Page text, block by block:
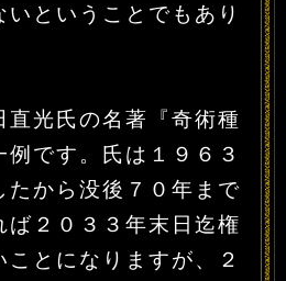
ということでもあり
光氏の名著『奇術種
例です。氏は１９６３
たから没後７０年まで
ば２０３３年末日迄権
とになりますが、２